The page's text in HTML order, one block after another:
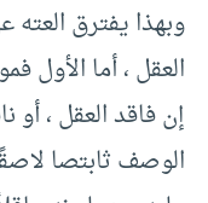
وبهذا يفترق
العقل ، أما الأول
إن فاقد العقل ، أو
الوصف ثابتصا